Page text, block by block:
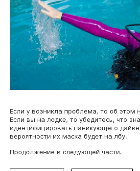
Если у возникла проблема, то об этом
Если вы на лодке, то убедитесь, что
идентифицировать паникующего
вероятности их маска будет на лбу.
Продолжение в следующей части.